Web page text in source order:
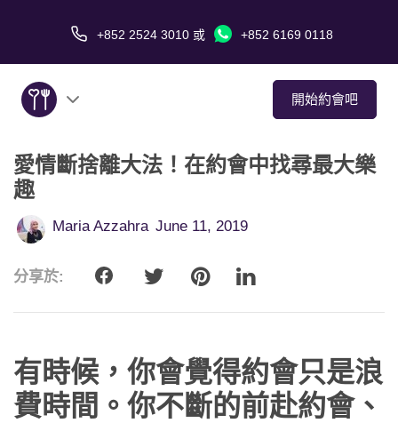
+852 2524 3010 或 +852 6169 0118
開始約會吧
關於我們
服務
約會技巧
應用程式
愛情斷捨離大法！在約會中找尋最大樂
趣
Maria Azzahra June 11, 2019
分享於:
有時候，你會覺得約會只是浪
費時間。你不斷的前赴約會、